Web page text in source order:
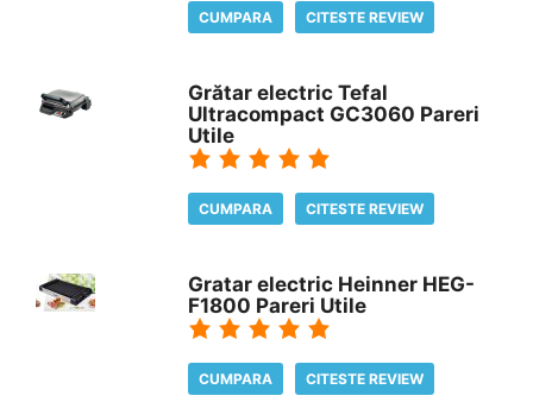
CUMPARA CITESTE REVIEW
Grătar electric Tefal
Ultracompact GC3060 Pareri
Utile
CUMPARA CITESTE REVIEW
Gratar electric Heinner HEG-
F1800 Pareri Utile
CUMPARA CITESTE REVIEW